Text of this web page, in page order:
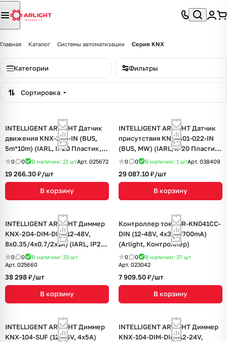
Главная Каталог Системы автоматизации Серия KNX
Категории Фильтры
Сортировка
INTELLIGENT ARLIGHT Датчик
движения KNX-305-IN (BUS,
5m*10m) (IARL, IP20 Пластик, 2
года)
0 0 В наличии: 21 штАрт. 025672
19 266.30 ₽/шт
В корзину
INTELLIGENT ARLIGHT Датчик
присутствия KNX-301-022-IN
(BUS, MW) (IARL, IP20 Пластик,
3 года)
0 0 В наличии: 1 штАрт. 038409
29 087.10 ₽/шт
В корзину
INTELLIGENT ARLIGHT Диммер
KNX-204-DIM-DIN (12-48V,
8x0.35/4x0.7/2x1A) (IARL, IP20
Пластик, 2 года)
0 0 В наличии: 33 шт
Арт. 025660
38 298 ₽/шт
В корзину
Контроллер тока SR-KN041CC-
DIN (12-48V, 4x350/700mA)
(Arlight, Контроллер)
0 0 В наличии: 37 шт
Арт. 023042
7 909.50 ₽/шт
В корзину
INTELLIGENT ARLIGHT Диммер
KNX-104-SUF (12-36V, 4x5A)
INTELLIGENT ARLIGHT Диммер
KNX-104-DIM-DIN (12-24V,